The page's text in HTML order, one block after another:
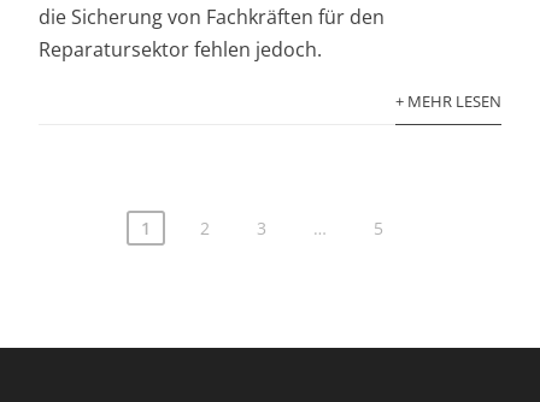
die Sicherung von Fachkräften für den
Reparatursektor fehlen jedoch.
+ MEHR LESEN
1 2 3 … 5